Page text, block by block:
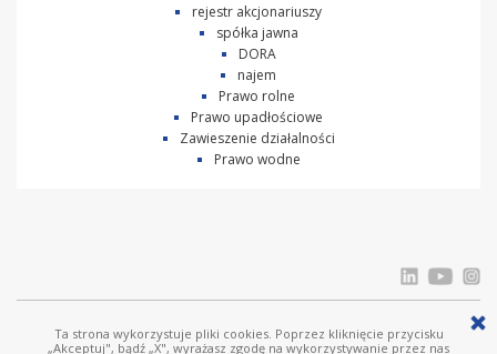
rejestr akcjonariuszy
spółka jawna
DORA
najem
Prawo rolne
Prawo upadłościowe
Zawieszenie działalności
Prawo wodne
© Ostrowski i Wspólnicy | www.ostrowski.legal| Wszystkie prawa zastrzeżone
Ta strona wykorzystuje pliki cookies. Poprzez kliknięcie przycisku
„Akceptuj", bądź „X", wyrażasz zgodę na wykorzystywanie przez nas